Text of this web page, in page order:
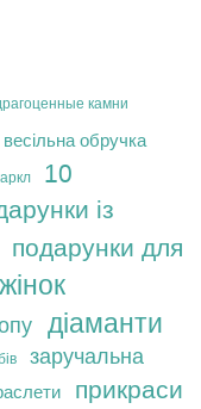
камни
весільна обручка
10
із
подарунки для
діаманти
заручальна
прикраси